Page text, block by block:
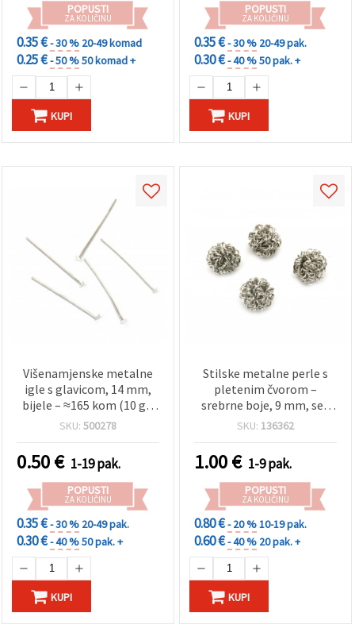
POPUSTI
ZA KOLIČINU
0.35 €- 30 % 20-49 komad
0.25 €- 50 %50 komad +
KUPI
POPUSTI
ZA KOLIČINU
0.35 €- 30 % 20-49 pak.
0.30 €- 40 %50 pak. +
KUPI
Višenamjenske metalne
igle s glavicom, 14 mm,
bijele – ≈165 kom (10 g),
savršene za kreativnu
SKU: 500278
0.50€ 1-19 pak.
POPUSTI
ZA KOLIČINU
0.35 €- 30 % 20-49 pak.
0.30 €- 40 %50 pak. +
KUPI
Stilske metalne perle s
pletenim čvorom –
srebrne boje, 9 mm, set
od 4 kom, idealne za DIY
unikatnog nakita
SKU: 136362
1.00€ 1-9 pak.
POPUSTI
ZA KOLIČINU
0.80 €- 20 %10-19 pak.
0.60 €- 40 % 20 pak. +
KUPI